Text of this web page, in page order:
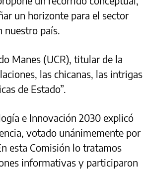
un horizonte para el sector
nuestro país.
Manes (UCR), titular de la
las chicanas, las intrigas
de Estado”.
e Innovación 2030 explicó
votado unánimemente por
esta Comisión lo tratamos
informativas y participaron